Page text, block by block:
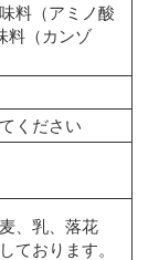
料（アミノ酸
料（カンゾ
ください
、乳、落花
ております。